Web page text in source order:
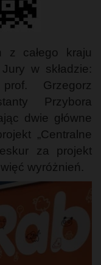
z całego kraju
w składzie:
Grzegorz
Przybora
dwie główne
„Centralne
za projekt
wyróżnień.